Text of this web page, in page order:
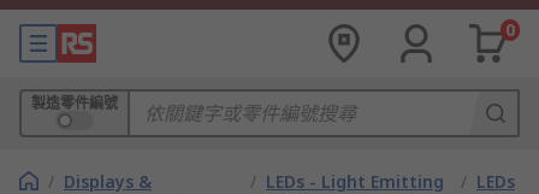
0
製造零件編號
/ Displays &
/ LEDs - Light Emitting
/ LEDs